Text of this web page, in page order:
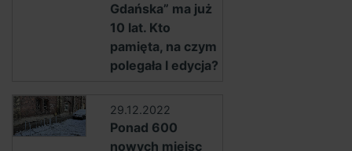
Gdańska” ma już
10 lat. Kto
pamięta, na czym
polegała I edycja?
29.12.2022
Ponad 600
nowych miejsc